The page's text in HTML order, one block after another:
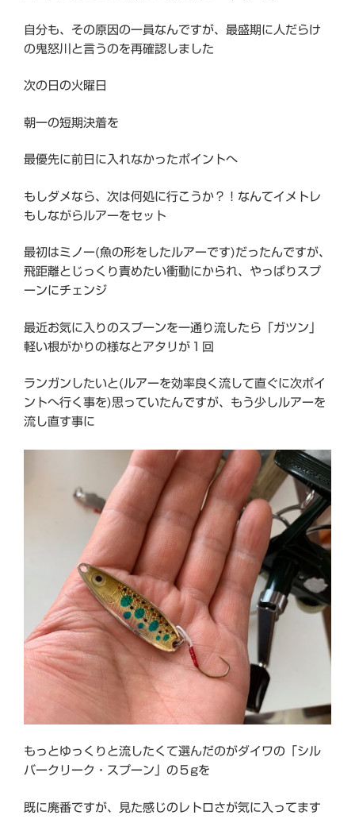
自分も、その原因の一員なんですが、最盛期に人だらけ
の鬼怒川と言うのを再確認しました
次の日の火曜日
朝一の短期決着を
最優先に前日に入れなかったポイントへ
もしダメなら、次は何処に行こうか？！なんてイメトレ
もしながらルアーをセット
最初はミノー(魚の形をしたルアーです)だったんですが、
飛距離とじっくり責めたい衝動にかられ、やっぱりスプ
ーンにチェンジ
最近お気に入りのスプーンを一通り流したら「ガツン」
軽い根がかりの様なとアタリが１回
ランガンしたいと(ルアーを効率良く流して直ぐに次ポイ
ントへ行く事を)思っていたんですが、もう少しルアーを
流し直す事に
もっとゆっくりと流したくて選んだのがダイワの「シル
バークリーク・スプーン」の５gを
既に廃番ですが、見た感じのレトロさが気に入ってます